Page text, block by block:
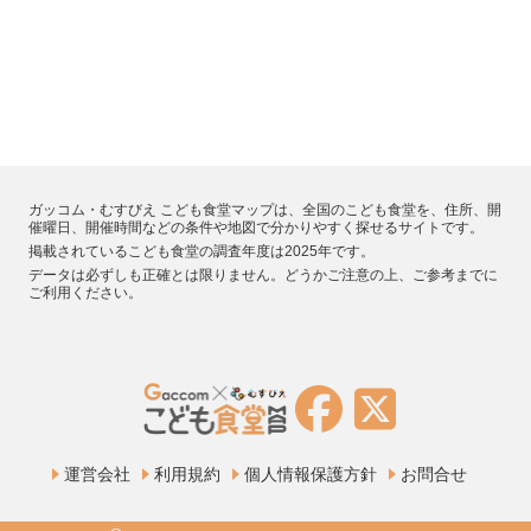
ガッコム・むすびえ こども食堂マップは、全国のこども食堂を、住所、開
催曜日、開催時間などの条件や地図で分かりやすく探せるサイトです。
掲載されているこども食堂の調査年度は2025年です。
データは必ずしも正確とは限りません。どうかご注意の上、ご参考までに
ご利用ください。
運営会社 利用規約 個人情報保護方針 お問合せ